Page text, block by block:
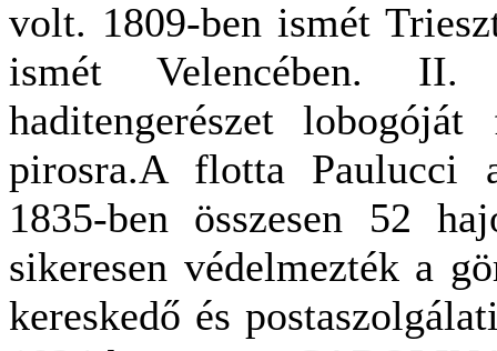
volt. 1809-ben ismét
ismét Velencében.
haditengerészet lobogóját
pirosra.A flotta Paulucci
1835-ben összesen 52
sikeresen védelmezték a
kereskedő és